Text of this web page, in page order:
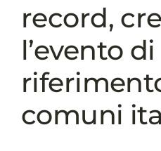
record,
l’evento di
comuni